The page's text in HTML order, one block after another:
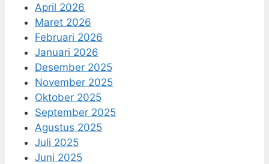
April 2026
Maret 2026
Februari 2026
Januari 2026
Desember 2025
November 2025
Oktober 2025
September 2025
Agustus 2025
Juli 2025
Juni 2025